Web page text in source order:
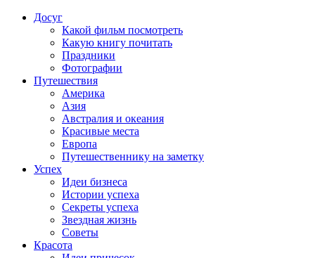
Досуг
Какой фильм посмотреть
Какую книгу почитать
Праздники
Фотографии
Путешествия
Америка
Азия
Австралия и океания
Красивые места
Европа
Путешественнику на заметку
Успех
Идеи бизнеса
Истории успеха
Секреты успеха
Звездная жизнь
Советы
Красота